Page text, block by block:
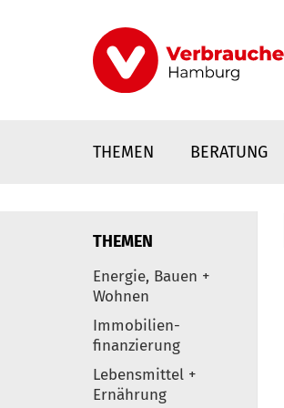
THEMEN BERATUNG
Elemente
THEMEN
Energie, Bauen +
Wohnen
Immobilien-
finanzierung
Lebensmittel +
Ernährung